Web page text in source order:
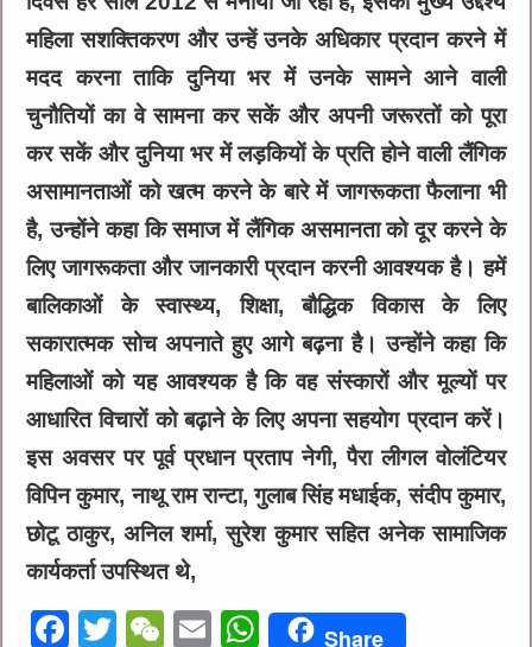
महिला सशक्तिकरण और उन्हें उनके अधिकार प्रदान करने में
मदद करना ताकि दुनिया भर में उनके सामने आने वाली
चुनौतियों का वे सामना कर सकें और अपनी जरूरतों को पूरा
कर सकें और दुनिया भर में लड़कियों के प्रति होने वाली लैंगिक
असामानताओं को खत्म करने के बारे में जागरूकता फैलाना भी
है, उन्होंने कहा कि समाज में लैंगिक असमानता को दूर करने के
लिए जागरूकता और जानकारी प्रदान करनी आवश्यक है। हमें
बालिकाओं के स्वास्थ्य, शिक्षा, बौद्धिक विकास के लिए
सकारात्मक सोच अपनाते हुए आगे बढ़ना है। उन्होंने कहा कि
महिलाओं को यह आवश्यक है कि वह संस्कारों और मूल्यों पर
आधारित विचारों को बढ़ाने के लिए अपना सहयोग प्रदान करें।
इस अवसर पर पूर्व प्रधान प्रताप नेगी, पैरा लीगल वोलंटियर
विपिन कुमार, नाथू राम रान्टा, गुलाब सिंह मधाईक, संदीप कुमार,
छोटू ठाकुर, अनिल शर्मा, सुरेश कुमार सहित अनेक सामाजिक
कार्यकर्ता उपस्थित थे,
F
T
W E
W
Share